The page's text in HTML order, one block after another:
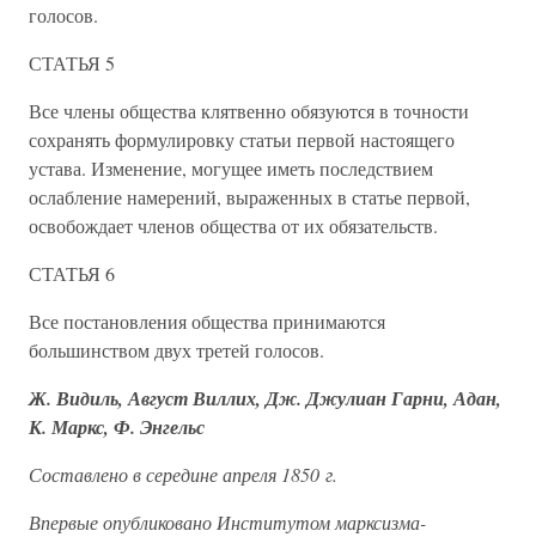
голосов.
СТАТЬЯ 5
Все члены общества клятвенно обязуются в точности
сохранять формулировку статьи первой настоящего
устава. Изменение, могущее иметь последствием
ослабление намерений, выраженных в статье первой,
освобождает членов общества от их обязательств.
СТАТЬЯ 6
Все постановления общества принимаются
большинством двух третей голосов.
Ж. Видиль, Август Виллих, Дж. Джулиан Гарни, Адан,
К. Маркс, Ф. Энгельс
Составлено в середине апреля 1850 г.
Впервые опубликовано Институтом марксизма-